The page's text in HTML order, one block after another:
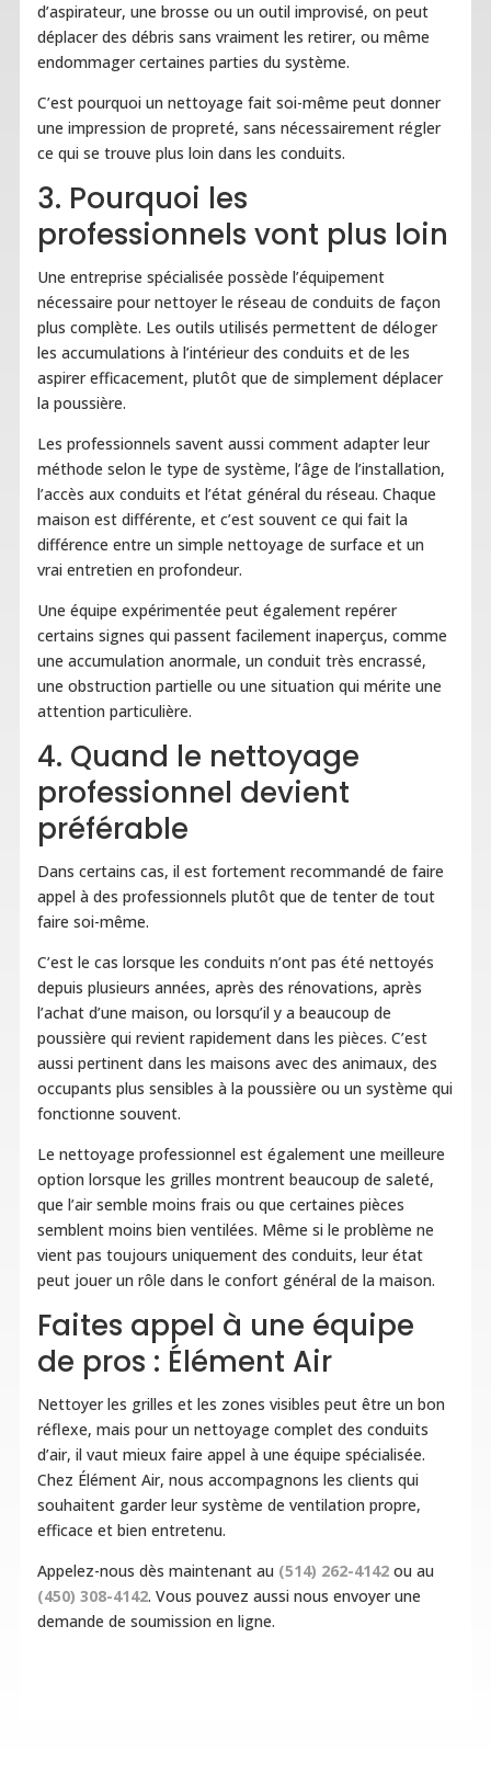
d’aspirateur, une brosse ou un outil improvisé, on peut
déplacer des débris sans vraiment les retirer, ou même
endommager certaines parties du système.
C’est pourquoi un nettoyage fait soi-même peut donner
une impression de propreté, sans nécessairement régler
ce qui se trouve plus loin dans les conduits.
3. Pourquoi les
professionnels vont plus loin
Une entreprise spécialisée possède l’équipement
nécessaire pour nettoyer le réseau de conduits de façon
plus complète. Les outils utilisés permettent de déloger
les accumulations à l’intérieur des conduits et de les
aspirer efficacement, plutôt que de simplement déplacer
la poussière.
Les professionnels savent aussi comment adapter leur
méthode selon le type de système, l’âge de l’installation,
l’accès aux conduits et l’état général du réseau. Chaque
maison est différente, et c’est souvent ce qui fait la
différence entre un simple nettoyage de surface et un
vrai entretien en profondeur.
Une équipe expérimentée peut également repérer
certains signes qui passent facilement inaperçus, comme
une accumulation anormale, un conduit très encrassé,
une obstruction partielle ou une situation qui mérite une
attention particulière.
4. Quand le nettoyage
professionnel devient
préférable
Dans certains cas, il est fortement recommandé de faire
appel à des professionnels plutôt que de tenter de tout
faire soi-même.
C’est le cas lorsque les conduits n’ont pas été nettoyés
depuis plusieurs années, après des rénovations, après
l’achat d’une maison, ou lorsqu’il y a beaucoup de
poussière qui revient rapidement dans les pièces. C’est
aussi pertinent dans les maisons avec des animaux, des
occupants plus sensibles à la poussière ou un système qui
fonctionne souvent.
Le nettoyage professionnel est également une meilleure
option lorsque les grilles montrent beaucoup de saleté,
que l’air semble moins frais ou que certaines pièces
semblent moins bien ventilées. Même si le problème ne
vient pas toujours uniquement des conduits, leur état
peut jouer un rôle dans le confort général de la maison.
Faites appel à une équipe
de pros : Élément Air
Nettoyer les grilles et les zones visibles peut être un bon
réflexe, mais pour un nettoyage complet des conduits
d’air, il vaut mieux faire appel à une équipe spécialisée.
Chez Élément Air, nous accompagnons les clients qui
souhaitent garder leur système de ventilation propre,
efficace et bien entretenu.
Appelez-nous dès maintenant au (514) 262-4142 ou au
(450) 308-4142. Vous pouvez aussi nous envoyer une
demande de soumission en ligne.